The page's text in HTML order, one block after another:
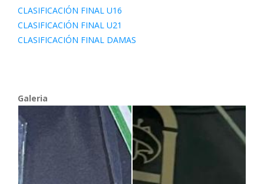
CLASIFICACIÓN FINAL U16
CLASIFICACIÓN FINAL U21
CLASIFICACIÓN FINAL DAMAS
Galeria